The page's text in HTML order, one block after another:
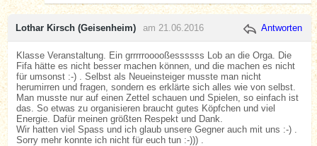
Lothar Kirsch (Geisenheim) am 21.06.2016 Antworten
Klasse Veranstaltung. Ein grrrrrooooßessssss Lob an die Orga. Die
Fifa hätte es nicht besser machen können, und die machen es nicht
für umsonst :-) . Selbst als Neueinsteiger musste man nicht
herumirren und fragen, sondern es erklärte sich alles wie von selbst.
Man musste nur auf einen Zettel schauen und Spielen, so einfach ist
das. So etwas zu organisieren braucht gutes Köpfchen und viel
Energie. Dafür meinen größten Respekt und Dank.
Wir hatten viel Spass und ich glaub unsere Gegner auch mit uns :-) .
Sorry mehr konnte ich nicht für euch tun :-))) .